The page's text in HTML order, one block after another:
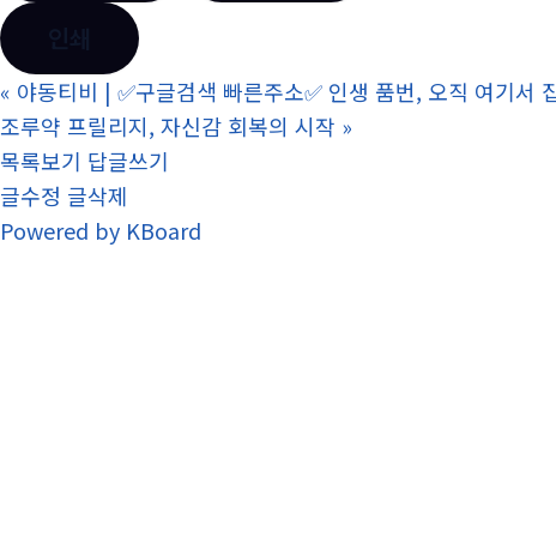
« 야동티비 | ✅구글검색 빠른주소✅ 인생 품번, 오직 여기서
조루약 프릴리지, 자신감 회복의 시작 »
목록보기 답글쓰기
글수정 글삭제
Powered by KBoard